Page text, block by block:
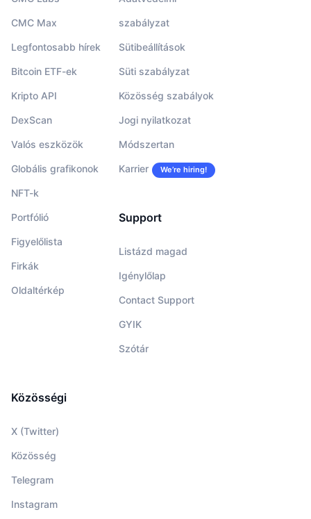
CMC Max
Legfontosabb hírek
Bitcoin ETF-ek
Kripto API
DexScan
Valós eszközök
Globális grafikonok
NFT-k
Portfólió
Figyelőlista
Firkák
Oldaltérkép
szabályzat
Sütibeállítások
Süti szabályzat
Közösség szabályok
Jogi nyilatkozat
Módszertan
Karrier We’re hiring!
Support
Listázd magad
Igénylőlap
Contact Support
GYIK
Szótár
Közösségi
X (Twitter)
Közösség
Telegram
Instagram